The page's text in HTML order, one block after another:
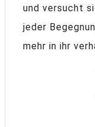
und versucht
jeder
mehr in ihr